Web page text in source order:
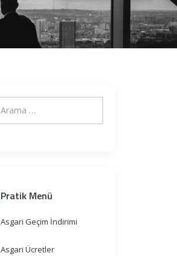
Pratik Menü
Asgari Geçim İndirimi
Asgari Ücretler